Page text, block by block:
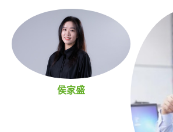
侯家盛